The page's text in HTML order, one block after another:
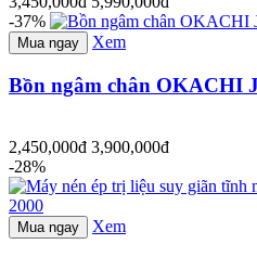
-37%
Mua ngay Xem
Bồn ngâm chân OKACHI
2,450,000đ 3,900,000đ
-28%
Mua ngay Xem